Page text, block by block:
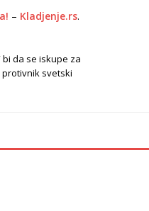
– Kladjenje.rs.
bi da se iskupe za
svetski